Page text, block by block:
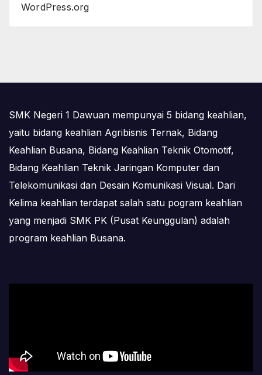
WordPress.org
SMK Negeri 1 Dawuan mempunyai 5 bidang keahlian,
yaitu bidang keahlian Agribisnis Ternak, Bidang
Keahlian Busana, Bidang Keahlian Teknik Otomotif,
Bidang Keahlian Teknik Jaringan Komputer dan
Telekomunikasi dan Desain Komunikasi Visual. Dari
Kelima keahlian terdapat salah satu pogram keahlian
yang menjadi SMK PK (Pusat Keunggulan) adalah
program keahlian Busana.